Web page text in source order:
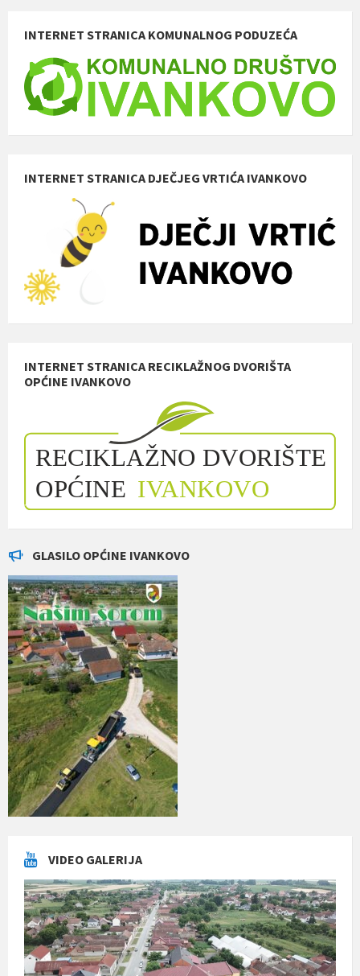
INTERNET STRANICA KOMUNALNOG PODUZEĆA
INTERNET STRANICA DJEČJEG VRTIĆA IVANKOVO
INTERNET STRANICA RECIKLAŽNOG DVORIŠTA
OPĆINE IVANKOVO
GLASILO OPĆINE IVANKOVO
VIDEO GALERIJA